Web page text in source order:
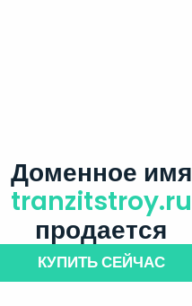
Доменное имя
tranzitstroy.ru
продается
КУПИТЬ СЕЙЧАС